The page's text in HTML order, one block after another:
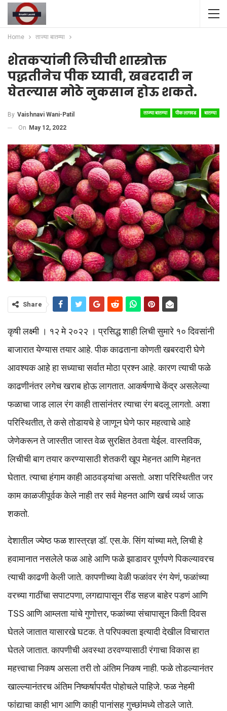
Home ताज्या बातम्या
शेतकऱ्यांनी लिचीची शास्त्रोक्त
पद्धतीनेच पीक घ्यावी, खबरदारी न
घेतल्यास मोठे नुकसान होऊ शकते.
ताज्या बातम्या पीक लागवड बातम्या
By Vaishnavi Wani-Patil
On May 12, 2022
Share
कृषी लक्ष्मी । १२ मे २०२२ । प्रसिद्ध शाही लिची सुमारे १० दिवसांनी
बाजारात येण्यास तयार आहे. पीक काढताना कोणती खबरदारी घेणे
आवश्यक आहे हा सध्याचा सर्वात मोठा प्रश्न आहे. कारण त्याची फळे
काढणीनंतर लगेच खराब होऊ लागतात. आकर्षणाचे केंद्र असलेल्या
फळाचा जाड लाल रंग काही तासांनंतर त्याचा रंग बदलू लागतो. अशा
परिस्थितीत, ते कसे तोडायचे हे जाणून घेणे फार महत्वाचे आहे
जेणेकरून ते जास्तीत जास्त वेळ सुरक्षित ठेवता येईल. वास्तविक,
लिचीची बाग तयार करण्यासाठी शेतकरी खूप मेहनत आणि मेहनत
घेतात. त्याचा हंगाम काही आठवड्यांचा असतो. अशा परिस्थितीत जर
काम काळजीपूर्वक केले नाही तर सर्व मेहनत आणि खर्च व्यर्थ जाऊ
शकतो.
देशातील ज्येष्ठ फळ शास्त्रज्ञ डॉ. एस.के. सिंग यांच्या मते, लिची हे
हवामानात नसलेले फळ आहे आणि फळे झाडावर पूर्णपणे पिकल्यावरच
त्याची काढणी केली जाते. कापणीच्या वेळी फळांवर रंग येणं, फळांच्या
वरच्या गाठींचा सपाटपणा, लगद्यापासून रींड सहज बाहेर पडणं आणि
TSS आणि आम्लता यांचे गुणोत्तर, फळांच्या संचापासून किती दिवस
घेतले जातात यासारखे घटक. ते परिपक्वता इत्यादी देखील विचारात
घेतले जातात. कापणीची अवस्था ठरवण्यासाठी रंगाचा विकास हा
महत्त्वाचा निकष असला तरी तो अंतिम निकष नाही. फळे तोडल्यानंतर
खाल्ल्यानंतरच अंतिम निष्कर्षापर्यंत पोहोचले पाहिजे. फळ नेहमी
फांद्याचा काही भाग आणि काही पानांसह गुच्छांमध्ये तोडले जाते.